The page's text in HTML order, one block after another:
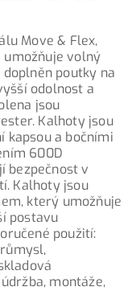
Move & Flex,
volný
poutky na
odolnost a
jsou
Kalhoty jsou
kapsou a bočními
600D
bezpečnost v
Kalhoty jsou
který umožňuje
postavu
použití:
montáže,